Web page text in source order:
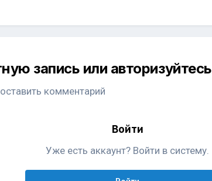
запись или авторизуйтесь
комментарий
Войти
Уже есть аккаунт? Войти в систему.